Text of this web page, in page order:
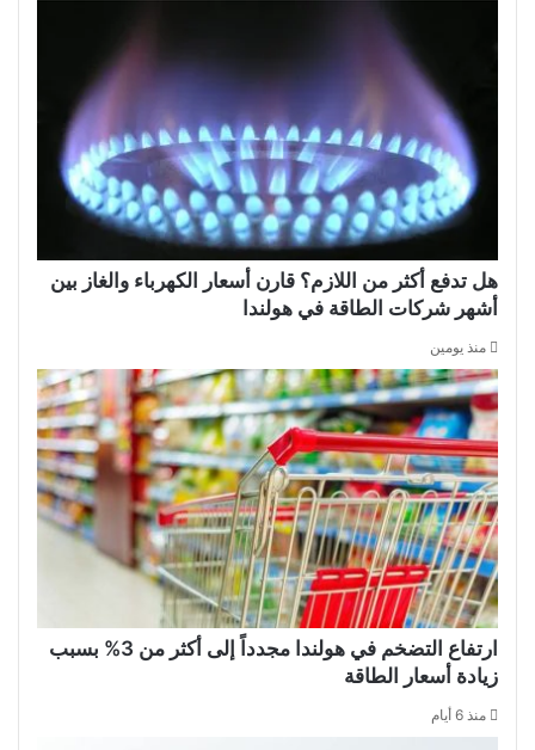
هل تدفع أكثر من اللازم؟ قارن أسعار الكهرباء والغاز بين
أشهر شركات الطاقة في هولندا
منذ يومين
ارتفاع التضخم في هولندا مجدداً إلى أكثر من 3% بسبب
زيادة أسعار الطاقة
منذ 6 أيام